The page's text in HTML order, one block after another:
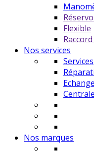
Flexible
Nos services
Services
Nos marques